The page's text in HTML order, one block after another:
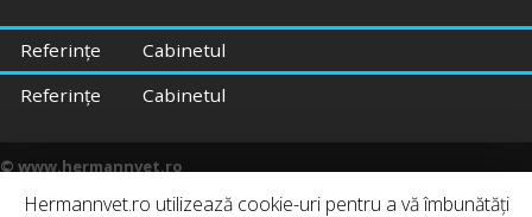
Referințe
Cabinetul
Referințe
Cabinetul
© www.hermannvet.ro
Hermannvet.ro utilizează cookie-uri pentru a vă îmbunătăți